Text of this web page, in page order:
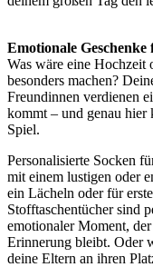
Emotionale
Was wäre eine Hochzeit
besonders machen?
Freundinnen verdienen
kommt – und genau hier
Spiel.
Personalisierte Socken
mit einem lustigen oder
ein Lächeln oder für
Stofftaschentücher sind
emotionaler Moment,
Erinnerung bleibt. Oder
deine Eltern an ihren